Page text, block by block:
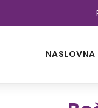
NASLOVNA